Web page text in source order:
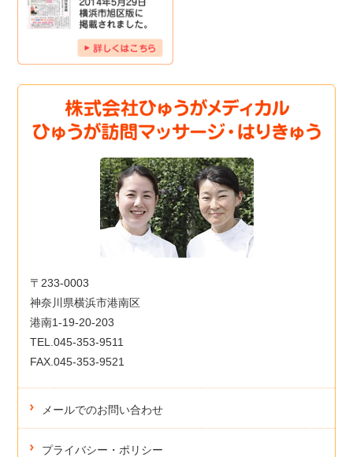
〒233-0003
神奈川県横浜市港南区
港南1-19-20-203
TEL.045-353-9511
FAX.045-353-9521
メールでのお問い合わせ
プライバシー・ポリシー